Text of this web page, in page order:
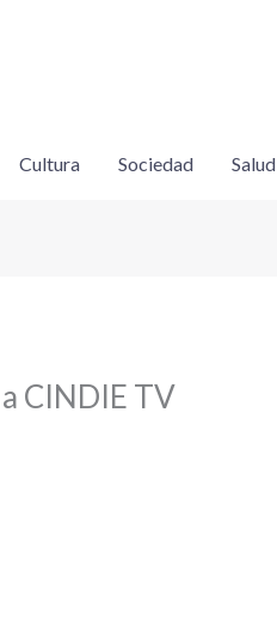
Cultura Sociedad Salud
CINDIE TV